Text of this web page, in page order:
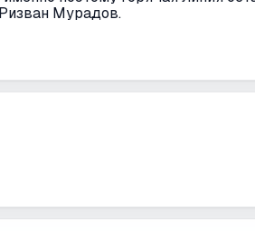
Мурадов.